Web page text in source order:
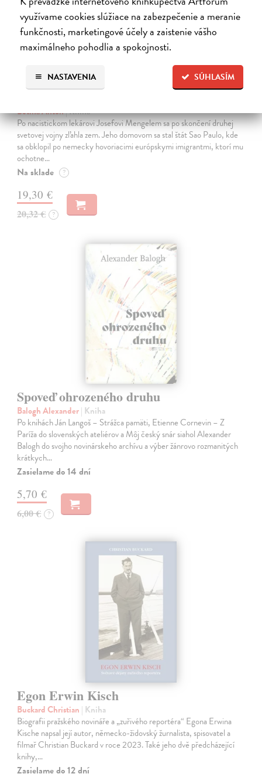
využívame cookies slúžiace na zabezpečenie a meranie
funkčnosti, marketingové účely a zaistenie vášho
maximálneho pohodlia a spokojnosti.
SÚHLASÍM
NASTAVENIA
Betina Anton| Kniha
Po nacistickom lekárovi Josefovi Mengelem sa po skončení druhej
svetovej vojny zľahla zem. Jeho domovom sa stal štát Sao Paulo, kde
sa obklopil po nemecky hovoriacimi európskymi imigrantmi, ktorí mu
ochotne…
Na sklade ?
19,30 €
20,32 € ?
Spoveď ohrozeného druhu
Balogh Alexander| Kniha
Po knihách Ján Langoš – Strážca pamäti, Etienne Cornevin – Z
Paríža do slovenských ateliérov a Môj český snár siahol Alexander
Balogh do svojho novinárskeho archívu a výber žánrovo rozmanitých
krátkych…
Zasielame do 14 dní
5,70 €
6,00 € ?
Egon Erwin Kisch
Buckard Christian | Kniha
Biografii pražského novináře a „zuřivého reportéra“ Egona Erwina
Kische napsal její autor, německo-židovský žurnalista, spisovatel a
filmař Christian Buckard v roce 2023. Také jeho dvě předcházející
knihy,…
Zasielame do 12 dní